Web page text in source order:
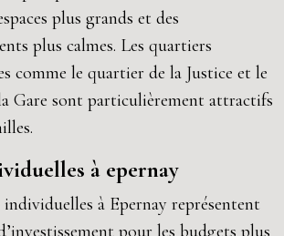
plus grands et des
plus calmes. Les quartiers
comme le quartier de la Justice et le
Gare sont particulièrement attractifs
à epernay
individuelles à Epernay représentent
pour les budgets plus